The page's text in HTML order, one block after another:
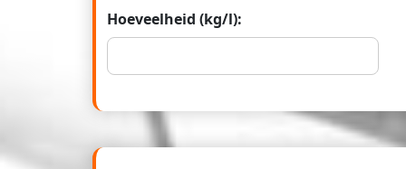
Hoeveelheid (kg/l):